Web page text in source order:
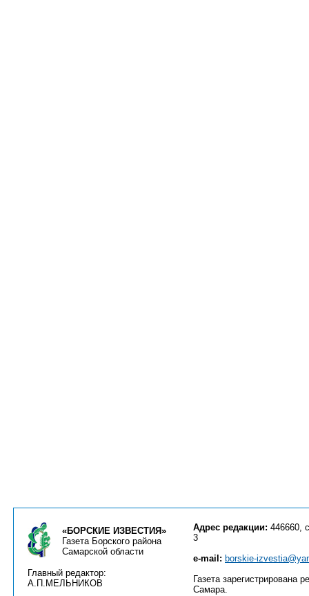
«БОРСКИЕ ИЗВЕСТИЯ»
Газета Борского района
Самарской области
Главный редактор:
А.П.МЕЛЬНИКОВ
Адрес редакции: 446660,
3
e-mail: borskie-
Газета зарегистрирована
Самара.